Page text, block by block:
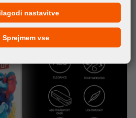
nastavitve
Sprejmem vse